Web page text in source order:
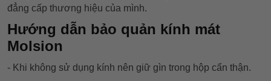
đẳng cấp thương hiệu của mình.
Hướng dẫn bảo quản kính mát
Molsion
- Khi không sử dụng kính nên giữ gìn trong hộp cẩn thận.